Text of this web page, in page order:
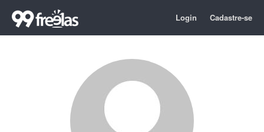
Login Cadastre-se